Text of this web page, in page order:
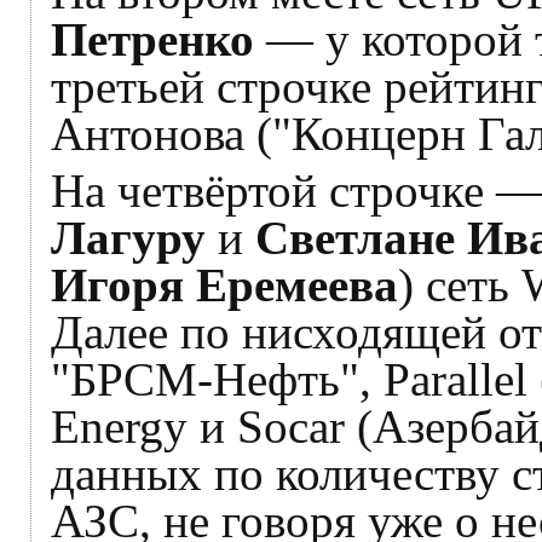
Петренко— у которой
третьей строчке
Антонова ("Концерн
На четвёртой строчке
Лагуру и Светлане
Игоря Еремеева) сеть
Далее по нисходящей
"БРСМ-Нефть", Parallel
Energy и Socar
данных по количеству
АЗС, не говоря уже о